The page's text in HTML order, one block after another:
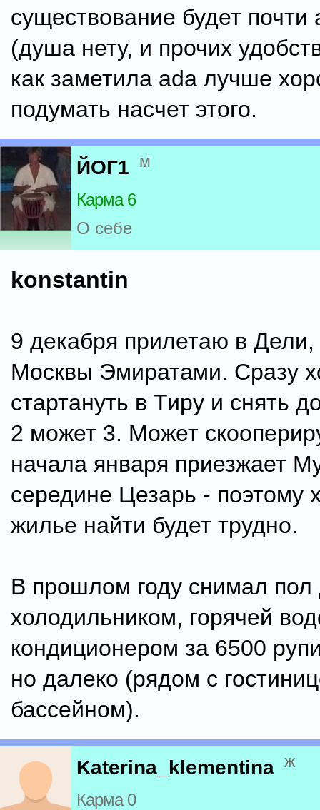
существование будет почти
(душа нету, и прочих
как заметила ada лучше
подумать насчет этого.
ЙОГ1 м
Карма 6
О себе
konstantin
9 декабря прилетаю в Дели,
Москвы Эмиратами. Сразу
стартануть в Тиру и снять
2 может 3. Может
начала января приезжает
середине Цезарь - поэтому
жилье найти будет трудно.
В прошлом году снимал пол
холодильником, горячей
кондиционером за 6500
но далеко (рядом с
бассейном).
Katerina_klementina ж
Карма 0